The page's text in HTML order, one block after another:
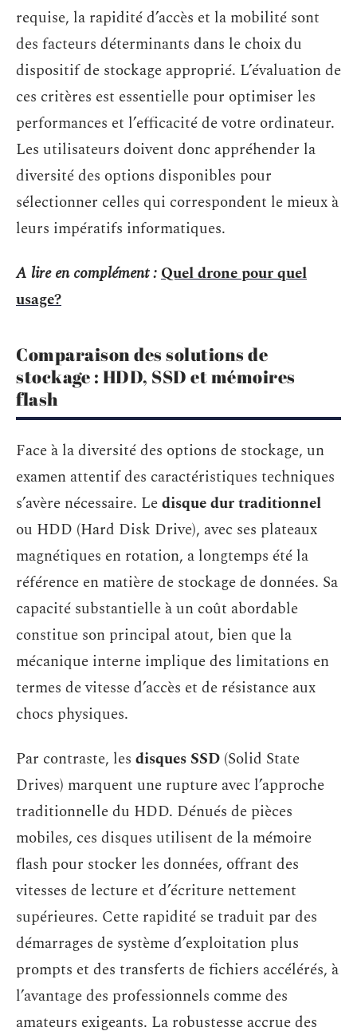
requise, la rapidité d’accès et la mobilité sont
des facteurs déterminants dans le choix du
dispositif de stockage approprié. L’évaluation de
ces critères est essentielle pour optimiser les
performances et l’efficacité de votre ordinateur.
Les utilisateurs doivent donc appréhender la
diversité des options disponibles pour
sélectionner celles qui correspondent le mieux à
leurs impératifs informatiques.
A lire en complément :Quel drone pour quel
usage?
Comparaison des solutions de
stockage : HDD, SSD et mémoires
flash
Face à la diversité des options de stockage, un
examen attentif des caractéristiques techniques
s’avère nécessaire. Ledisque dur traditionnel
ou HDD (Hard Disk Drive), avec ses plateaux
magnétiques en rotation, a longtemps été la
référence en matière de stockage de données. Sa
capacité substantielle à un coût abordable
constitue son principal atout, bien que la
mécanique interne implique des limitations en
termes de vitesse d’accès et de résistance aux
chocs physiques.
Par contraste, les disques SSD (Solid State
Drives) marquent une rupture avec l’approche
traditionnelle du HDD. Dénués de pièces
mobiles, ces disques utilisent de la mémoire
flash pour stocker les données, offrant des
vitesses de lecture et d’écriture nettement
supérieures. Cette rapidité se traduit par des
démarrages de système d’exploitation plus
prompts et des transferts de fichiers accélérés, à
l’avantage des professionnels comme des
amateurs exigeants. La robustesse accrue des